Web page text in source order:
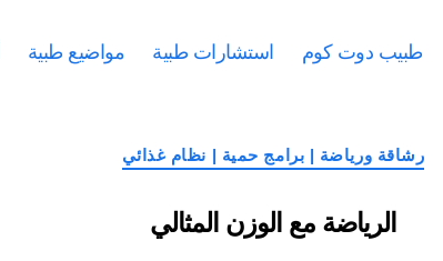
طبيب دوت كوم استشارات طبية مواضيع طبية
التصنيفات
رشاقة ورياضة | برامج حمية | نظام غذائي
الرياضة مع الوزن المثالي